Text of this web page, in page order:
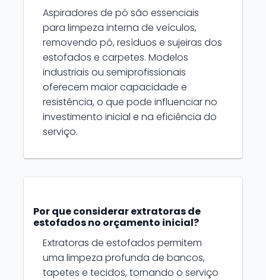
Aspiradores de pó são essenciais
para limpeza interna de veículos,
removendo pó, resíduos e sujeiras dos
estofados e carpetes. Modelos
industriais ou semiprofissionais
oferecem maior capacidade e
resistência, o que pode influenciar no
investimento inicial e na eficiência do
serviço.
Por que considerar extratoras de
estofados no orçamento inicial?
Extratoras de estofados permitem
uma limpeza profunda de bancos,
tapetes e tecidos, tornando o serviço